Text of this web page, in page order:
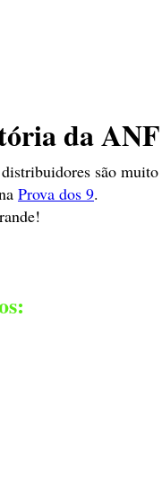
da ANF
são
Prova dos 9.